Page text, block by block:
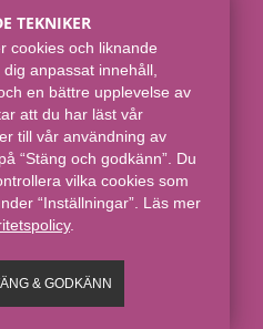
Group AB
7
Stockholm
2008.
TEKNIKER
cookies och liknande
anpassat innehåll,
en bättre upplevelse av
att du har läst vår
till vår användning av
“Stäng och godkänn”. Du
vilka cookies som
“Inställningar”. Läs mer
.
& GODKÄNN